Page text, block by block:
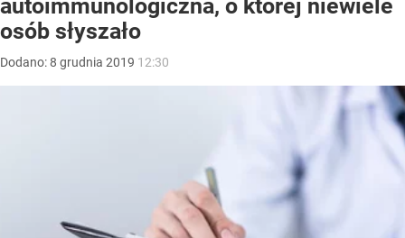
autoimmunologiczna, o której niewiele
osób słyszało
Dodano:8 grudnia 2019 12:30